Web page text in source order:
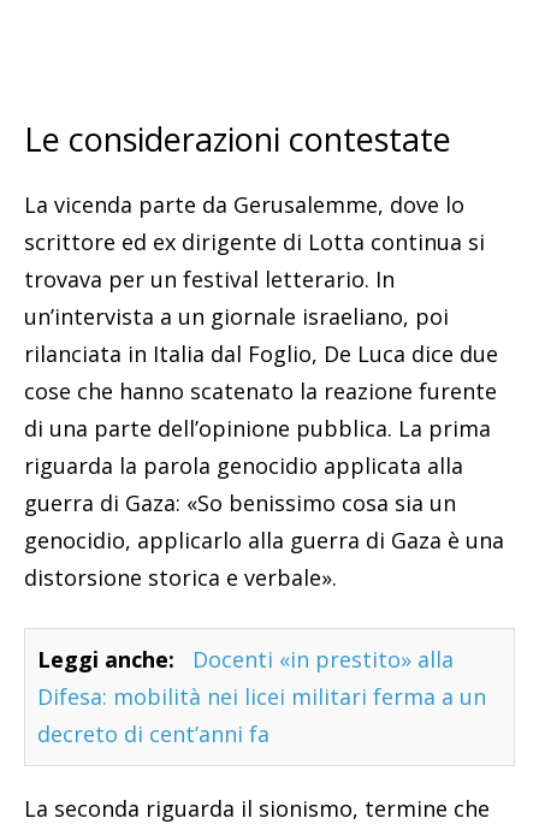
Le considerazioni contestate
La vicenda parte da Gerusalemme, dove lo
scrittore ed ex dirigente di Lotta continua si
trovava per un festival letterario. In
un’intervista a un giornale israeliano, poi
rilanciata in Italia dal Foglio, De Luca dice due
cose che hanno scatenato la reazione furente
di una parte dell’opinione pubblica. La prima
riguarda la parola genocidio applicata alla
guerra di Gaza: «So benissimo cosa sia un
genocidio, applicarlo alla guerra di Gaza è una
distorsione storica e verbale».
Leggi anche:
Docenti «in prestito» alla
Difesa: mobilità nei licei militari ferma a un
decreto di cent’anni fa
La seconda riguarda il sionismo, termine che